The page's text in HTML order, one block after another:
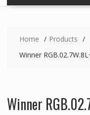
Home
Products
Winner
Winner